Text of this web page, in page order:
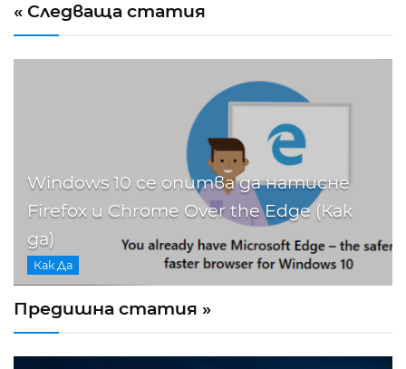
« Следваща статия
Windows 10 се опитва да натисне
Firefox и Chrome Over the Edge (Как
да)
Как Да
Предишна статия »